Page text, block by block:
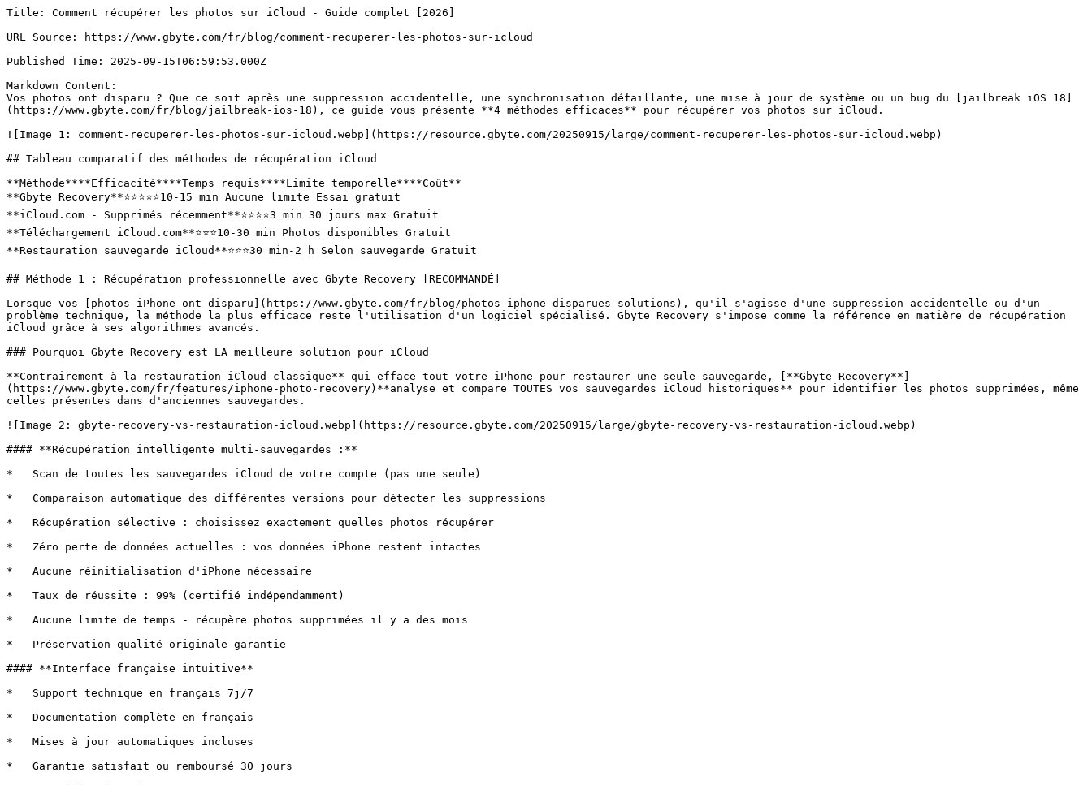
Title: Comment récupérer les photos sur iCloud - Guide complet [2026]

URL Source: https://www.gbyte.com/fr/blog/comment-recuperer-les-photos-sur-icloud

Published Time: 2025-09-15T06:59:53.000Z

Markdown Content:
Vos photos ont disparu ? Que ce soit après une suppression accidentelle, une synchronisation défaillante, une mise à jour de système ou un bug du [jailbreak iOS 18](https://www.gbyte.com/fr/blog/jailbreak-ios-18), ce guide vous présente **4 méthodes efficaces** pour récupérer vos photos sur iCloud.

![Image 1: comment-recuperer-les-photos-sur-icloud.webp](https://resource.gbyte.com/20250915/large/comment-recuperer-les-photos-sur-icloud.webp)

## Tableau comparatif des méthodes de récupération iCloud

**Méthode****Efficacité****Temps requis****Limite temporelle****Coût**
**Gbyte Recovery**⭐⭐⭐⭐⭐10-15 min Aucune limite Essai gratuit
**iCloud.com - Supprimés récemment**⭐⭐⭐⭐3 min 30 jours max Gratuit
**Téléchargement iCloud.com**⭐⭐⭐10-30 min Photos disponibles Gratuit
**Restauration sauvegarde iCloud**⭐⭐⭐30 min-2 h Selon sauvegarde Gratuit

## Méthode 1 : Récupération professionnelle avec Gbyte Recovery [RECOMMANDÉ]

Lorsque vos [photos iPhone ont disparu](https://www.gbyte.com/fr/blog/photos-iphone-disparues-solutions), qu'il s'agisse d'une suppression accidentelle ou d'un problème technique, la méthode la plus efficace reste l'utilisation d'un logiciel spécialisé. Gbyte Recovery s'impose comme la référence en matière de récupération iCloud grâce à ses algorithmes avancés.

### Pourquoi Gbyte Recovery est LA meilleure solution pour iCloud

**Contrairement à la restauration iCloud classique** qui efface tout votre iPhone pour restaurer une seule sauvegarde, [**Gbyte Recovery**](https://www.gbyte.com/fr/features/iphone-photo-recovery)**analyse et compare TOUTES vos sauvegardes iCloud historiques** pour identifier les photos supprimées, même celles présentes dans d'anciennes sauvegardes.

![Image 2: gbyte-recovery-vs-restauration-icloud.webp](https://resource.gbyte.com/20250915/large/gbyte-recovery-vs-restauration-icloud.webp)

#### **Récupération intelligente multi-sauvegardes :**

*   Scan de toutes les sauvegardes iCloud de votre compte (pas une seule)

*   Comparaison automatique des différentes versions pour détecter les suppressions

*   Récupération sélective : choisissez exactement quelles photos récupérer

*   Zéro perte de données actuelles : vos données iPhone restent intactes

*   Aucune réinitialisation d'iPhone nécessaire

*   Taux de réussite : 99% (certifié indépendamment)

*   Aucune limite de temps - récupère photos supprimées il y a des mois

*   Préservation qualité originale garantie

#### **Interface française intuitive**

*   Support technique en français 7j/7

*   Documentation complète en français

*   Mises à jour automatiques incluses

*   Garantie satisfait ou remboursé 30 jours

### **Tarification Gbyte Recovery**

*   [Essai Gratuit](https://www.gbyte.com/fr/login) : Scan + aperçu des photos récupérables

*   Plan Personnel : À partir de 8.33 $/mois, Récupération sélective illimitée

> **🎁 OFFRE EXCLUSIVE :**
> 
> 
> *   **29% de réduction** sur Plan Mensuel
> 
> *   **33% de réduction** sur Plan à Vie
> 
> *   **38% de réduction** sur Plan Annuel

### **Guide étape par étape de récupération de photos - Gbyte Recovery**

1.   Se connecter Gbyte Recovery depuis le site officiel

2.   Choisissez le type de **"Photos"**pour récupérer

3.   Saisissez vos **identifiants iCloud** (connexion sécurisée SSL)

4.   Lancez **"Analyse approfondie"** pour scan complet

5.   Prévisualisez gratuitement les photos récupérables par **date/album**

6.   Sélectionnez les photos désirées, cliquez **"Récupérer"**

![Image 3: capture-ecran-de-photos-scannees-par-gbyte.webp](https://resource.gbyte.com/20250915/large/capture-ecran-de-photos-scannees-par-gbyte.webp)

### **Sécurité et confidentialité**

*   Chiffrement AES-256 des données

*   Aucun stockage de vos identifiants

*   Connexion directe aux serveurs officiels

*   Certification ISO 27001 pour sécurité

> ### Témoignages clients récents
> 
> 
> *   _"Gbyte Recovery a récupéré 3 ans de photos que je croyais perdues à vie après un bug iCloud. Incroyable !"_ - **Claire M.**, Paris ⭐⭐⭐⭐⭐
> 
> *   _"Interface Gbyte très claire, récupération en 10 minutes. Le support français est un vrai plus."_ - **Marie D.**, Toulouse ⭐⭐⭐⭐⭐

## Méthode 2 : Album "Supprimés récemment" sur iCloud.com

Si vos photos ont été supprimées récemment, Apple offre une solution de récupération native directement dans l'interface web iCloud.

⚠️ LIMITE IMPORTANTE :

*   Fonctionne uniquement pour les photos supprimées dans les 30 derniers jours sur iCloud.

Voici comment procéder pour récupérer vos photos via l'interface web d'Apple :

### Comment récupérer les photos sur iCloud.com

1.   Rendez-vous sur icloud.com/photos

2.   Connectez-vous avec vos identifiants Apple

3.   Dans le menu latéral, cliquez sur "Supprimés récemment"

4.   Vous verrez toutes les photos supprimées de votre espace iCloud

5.   Sélectionnez les photos à récupérer :

    *   **Une seule :** Clic simple

    *   **Plusieurs :** Ctrl+clic (PC) / Cmd+clic (Mac)

    *   **Toutes :** Bouton "Tout sélectionner"

6.   Cliquez sur "Récupérer"

7.   Les photos retournent automatiquement dans votre photothèque iCloud

### **Statistiques d'efficacité**

*   Taux de réussite : 100% si moins de 30 jours

*   Temps de traitement : Instantané

*   Qualité : Originale préservée

*   Synchronisation : Automatique sur tous vos appareils

![Image 4: module-pros-icon](https://resource.gbyte.com/20260716/original/module-pros-icon.webp)

Pros

*   Gratuit et officiel Apple

*   Interface web accessible partout

*   Synchronisation automatique

*   Qualité originale garantie

![Image 5: module-cons-icon](https://resource.gbyte.com/20260716/original/module-cons-icon.webp)

Cons

*   Seulement 30 jours après suppression

*   Nécessite que les photos aient été initialement sur iCloud

*   Ne fonctionne pas pour problèmes de synchronisation

## Méthode 3 : Téléchargement depuis l'interface iCloud.com

Parfois, vos photos sont toujours présentes sur iCloud mais ne s'affichent plus correctement sur vos appareils. Cette méthode permet de les récupérer directement depuis le navigateur web. Cette méthode convient particulièrement dans certaines situations :

Cas d'usage principaux :

*   Photos visibles sur iCloud.com mais pas sur iPhone

*   Récupération sélective par album/date

*   Sauvegarde locale depuis iCloud

*   Migration vers autre service cloud

### **É**tapes pour télécharger vos photos via le téléchargement iCloud

1.   Accédez à icloud.com/photos

2.   Authentifiez-vous sur votre compte iCloud

3.   Naviguez dans vos albums iCloud :

    *   **"Toutes les photos"** pour vue chronologique

    *   **Albums personnalisés** pour sélection ciblée

    *   **"Favoris"** pour photos marquées

4.   Sélectionnez vos photos :

    *   **Sélection individuelle :** Clic sur chaque photo

    *   **Sélection en lot :** Glisser-déposer

    *   **Par date :** Utilisez les filtres temporels

5.   Cliquez l'icône téléchargement (nuage flèche vers le bas)

6.   Choisissez le format de téléchargement :

    *   **"Original"** : Qualité maximale, fichiers HEIC/RAW

    *   **"Plus compatible"** : Format JPEG, taille réduite

Pour optimiser votre téléchargement et gérer de grandes collections de photos :

### **Optimisations avancées**

#### **Téléchargement par lots intelligents :**

*   Maximum 1000 photos par opération

*   Organisez par années/mois pour efficacité

*   Utilisez plusieurs sessions pour grandes collections

#### **Gestion des formats :**

*   Photos HEIC : Converties auto en JPEG si "Compatible"

*   Vidéos 4K : Préservées en qualité originale

*   Live Photos : Téléchargées avec composants vidéo

![Image 6: module-pros-icon](https://resource.gbyte.com/20260716/original/module-pros-icon.webp)

Pros

*   Accès depuis tout navigateur

*   Choix précis des photos

*   Options de format/qualité

*   Pas de limite géographique

![Image 7: module-cons-icon](https://resource.gbyte.com/20260716/original/module-cons-icon.webp)

Cons

*   Limite 1000 photos/téléchargement

*   Requiert connexion stable

*   Ne récupère que photos visibles sur iCloud

## Méthode 4 : Restauration depuis sauvegarde iCloud complète

Il reste une solution drastique mais efficace : restaurer entièrement votre iPhone depuis une sauvegarde iCloud antérieure.

> **⚠️ MÉTHODE DRASTIQUE :** Efface votre iPhone actuel pour [restaurer une sauvegarde iCloud antérieure](https://www.gbyte.com/fr/blog/recuperer-donnees-icloud).

Cette approche est recommandée dans des cas spécifiques :

Quand utiliser cette méthode :

*   Photos perdues lors d'une mise à jour iOS

*   Synchronisation iCloud complètement cassée

*   Changement d'iPhone avec perte de données

*   Échec complet des autres méthodes

Avant de vous lancer, assurez-vous de remplir ces conditions :

### Pré-requis obligatoires :

✅ Sauvegarde iCloud contenant vos photos manquantes

✅ Acceptation de perdre données iPhone actuelles

✅ Connexion WiFi stable et rapide

✅ Temps disponible (0.5-2 heures)

### Comment récupérer les photos sur iCloud

1.   Vérifiez vos sauvegardes iCloud disponibles :

    *   Réglages > [Votre nom] > iCloud > Gérer le stockage > Sauvegardes

2.   Notez vos apps non-App Store et mots de passe

3.   Allez dans **Réglages > Général > Transférer ou réinitialiser l'iPhone**

4.   Sélectionnez **"Effacer contenu et réglages"**

5.   Confirmez avec **code de déverrouillage** et **mot de passe Apple ID**

6.   Lors du redémarrage, suivez l'assistant de configuration

7.   À l'écran **"Apps et données"**, choisissez **"Restaurer à partir d'iCloud"**

8.   Connectez-vous à votre **compte iCloud**

9.   Sélectionnez la **sauvegarde** contenant vos photos :

    *   Vérifiez la **date** de sauvegarde

    *   Confirmez la **taille** (plus grande = plus de photos)

10.   Lancez la